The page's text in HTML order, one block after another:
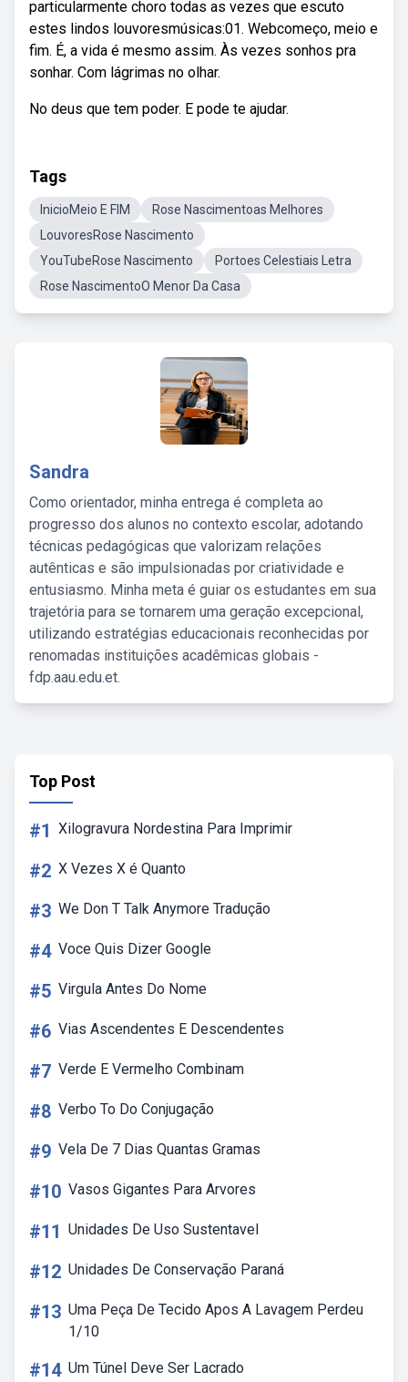
particularmente choro todas as vezes que escuto
estes lindos louvoresmúsicas:01. Webcomeço, meio e
fim. É, a vida é mesmo assim. Às vezes sonhos pra
sonhar. Com lágrimas no olhar.
No deus que tem poder. E pode te ajudar.
Tags
InicioMeio E FIM
Rose Nascimentoas Melhores
LouvoresRose Nascimento
YouTubeRose Nascimento
Portoes Celestiais Letra
Rose NascimentoO Menor Da Casa
Sandra
Como orientador, minha entrega é completa ao
progresso dos alunos no contexto escolar, adotando
técnicas pedagógicas que valorizam relações
autênticas e são impulsionadas por criatividade e
entusiasmo. Minha meta é guiar os estudantes em sua
trajetória para se tornarem uma geração excepcional,
utilizando estratégias educacionais reconhecidas por
renomadas instituições acadêmicas globais -
fdp.aau.edu.et.
Top Post
#1 Xilogravura Nordestina Para Imprimir
#2 X Vezes X é Quanto
#3 We Don T Talk Anymore Tradução
#4 Voce Quis Dizer Google
#5 Virgula Antes Do Nome
#6 Vias Ascendentes E Descendentes
#7 Verde E Vermelho Combinam
#8 Verbo To Do Conjugação
#9 Vela De 7 Dias Quantas Gramas
#10 Vasos Gigantes Para Arvores
#11 Unidades De Uso Sustentavel
#12 Unidades De Conservação Paraná
#13 Uma Peça De Tecido Apos A Lavagem Perdeu
1/10
#14 Um Túnel Deve Ser Lacrado